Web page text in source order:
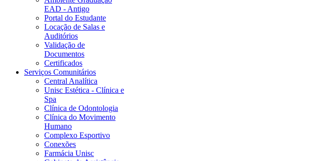
EAD - Antigo
Portal do Estudante
Locação de Salas e
Auditórios
Validação de
Documentos
Certificados
Serviços Comunitários
Central Analítica
Unisc Estética - Clínica e
Spa
Clínica de Odontologia
Clínica do Movimento
Humano
Complexo Esportivo
Conexões
Farmácia Unisc